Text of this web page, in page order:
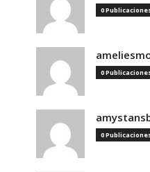
0
0
0